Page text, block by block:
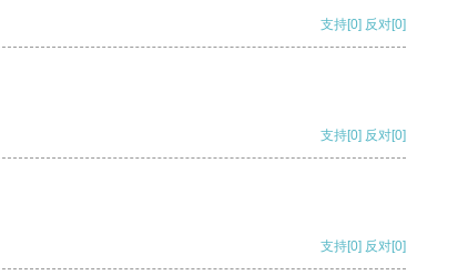
支持[0] 反对[0]
支持[0] 反对[0]
支持[0] 反对[0]